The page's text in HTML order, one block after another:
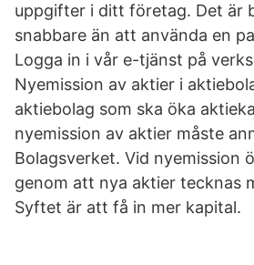
uppgifter i ditt företag. Det är
snabbare än att använda en
Logga in i vår e-tjänst på
Nyemission av aktier i
aktiebolag som ska öka
nyemission av aktier måste
Bolagsverket. Vid nyemission
genom att nya aktier tecknas
Syftet är att få in mer kapital.